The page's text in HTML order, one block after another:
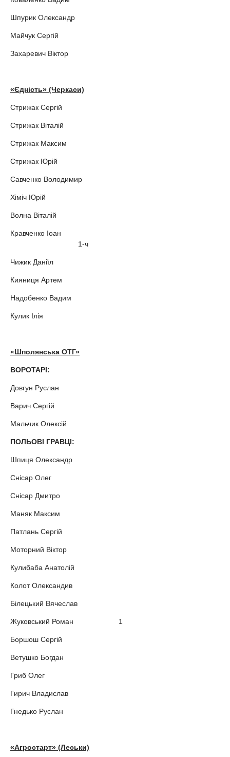
Шпурик Олександр
Майчук Сергій
Захаревич Віктор
«Єдність» (Черкаси)
Стрижак Сергій
Стрижак Віталій
Стрижак Максим
Стрижак Юрій
Савченко Володимир
Хіміч Юрій
Волна Віталій
Кравченко Іоан
1-ч
Чижик Даніїл
Кияниця Артем
Надобенко Вадим
Кулик Ілія
«Шполянська ОТГ»
ВОРОТАРІ:
Довгун Руслан
Варич Сергій
Мальчик Олексій
ПОЛЬОВІ ГРАВЦІ:
Шпиця Олександр
Снісар Олег
Снісар Дмитро
Маняк Максим
Патлань Сергій
Моторний Віктор
Кулибаба Анатолій
Колот Олександив
Білецький Вячеслав
Жуковський Роман 1
Боршош Сергій
Ветушко Богдан
Гриб Олег
Гирич Владислав
Гнедько Руслан
«Агростарт» (Леськи)